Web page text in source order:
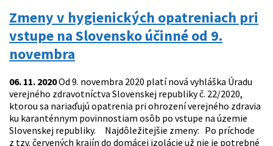
Zmeny v hygienických opatreniach pri
vstupe na Slovensko účinné od 9.
novembra
06. 11. 2020Od 9. novembra 2020 platí nová vyhláška Úradu
verejného zdravotníctva Slovenskej republiky č. 22/2020,
ktorou sa nariaďujú opatrenia pri ohrození verejného zdravia
ku karanténnym povinnostiam osôb po vstupe na územie
Slovenskej republiky. Najdôležitejšie zmeny: Po príchode
z tzv. červených krajín do domácej izolácie už nie je potrebné